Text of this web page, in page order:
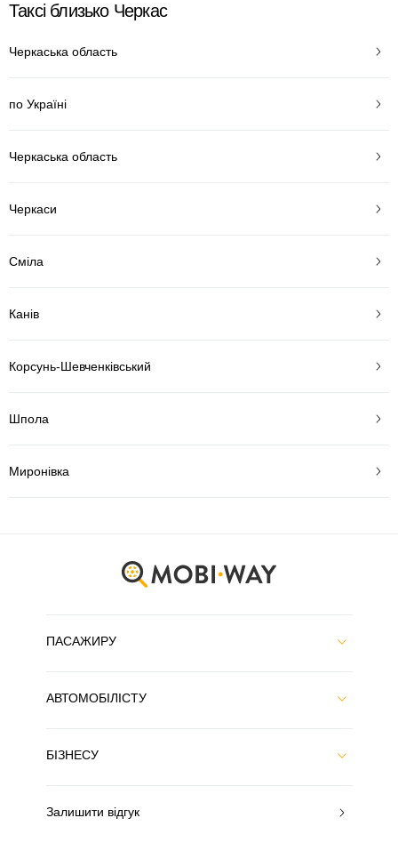
Таксі близько Черкас
Черкаська область
по Україні
Черкаська область
Черкаси
Сміла
Канів
Корсунь-Шевченківський
Шпола
Миронівка
ПАСАЖИРУ
АВТОМОБІЛІСТУ
БІЗНЕСУ
Залишити відгук